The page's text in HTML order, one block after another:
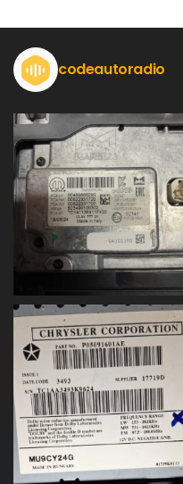
codeautoradio